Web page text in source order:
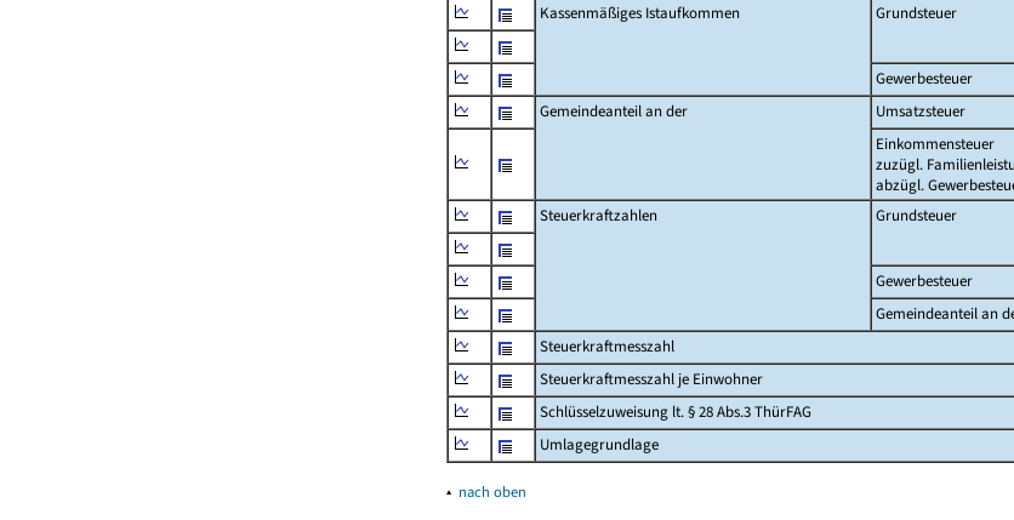
Kassenmäßiges Istaufkommen
Grundsteuer
Gewerbesteuer
Gemeindeanteil an der
Umsatzsteuer
Einkommensteuer
zuzügl.
abzügl.
Steuerkraftzahlen Grundsteuer
Gewerbesteuer
Gemeindeanteil an
Steuerkraftmesszahl
Steuerkraftmesszahl je Einwohner
Schlüsselzuweisung lt. § 28 Abs.3 ThürFAG
Umlagegrundlage
▴ nach oben